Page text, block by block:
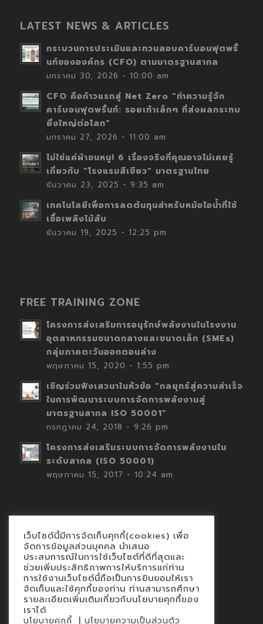
LATEST NEWS & ARTICLES
กระบวนการประเมินและทวนสอบคาร์บอนฟุตพริ้
นท์ขององค์กร (CFO) ตามมาตรฐานสากล
มกราคม 30, 2026 - 10:00 am
CFO คือก้าวแรกสู่ Net Zero “ทำความรู้จัก
คาร์บอนฟุตพริ้นท์: รอยเท้าเล็กๆ ที่ส่งผลกระทบ
ยิ่งใหญ่ต่อโลก”
มกราคม 27, 2026 - 11:00 am
ไม่ใช่แค่ผ้าขนหนู! 6 เรื่องจริงที่คุณอาจไม่เคยรู้
เกี่ยวกับ “โรงแรมสีเขียว” มาตรฐานไทย
ธันวาคม 23, 2025 - 9:35 am
เทคโนโลยีเพื่อการลดต้นทุนสำหรับหม้อไอน้ำที่ใช้
เชื้อเพลิงไม้สับ
ธันวาคม 19, 2025 - 12:25 pm
FREE TRAINING ZONE
โครงการส่งเสริมการอนุรักษ์พลังงานในโรงงาน
อุตสาหกรรมขนาดกลางและขนาดเล็ก (SMEs)
กลุ่มภาคตะวันออกตอนล่าง
พฤษภาคม 15, 2020 - 1:55 pm
เชิญร่วมฟังเสวนาในหัวข้อ “กลยุทธ์สู่ความสำเร็จ
ในการพัฒนาระบบการจัดการพลังงานสู่
มาตรฐานสากล ISO 50001”
กรกฎาคม 24, 2018 - 9:26 pm
โครงการส่งเสริมระบบการจัดการพลังงานใน
ระดับสากล (ISO 50001)
พฤษภาคม 15, 2017 - 10:24 am
Contact
นโยบายคุกกี้
นโยบายข้อมูลส่วนบุคคล
เว็บไซต์นี้มีการจัดเก็บคุกกี้(cookies) เพื่อ
จัดการข้อมูลส่วนบุคคล นำเสนอ
ประสบการณ์ในการใช้เว็บไซต์ที่ดีที่สุดและ
ช่วยเพิ่มประสิทธิภาพการให้บริการแก่ท่าน
การใช้งานเว็บไซต์นี้ถือเป็นการยินยอมให้เรา
จัดเก็บและใช้คุกกี้ของท่าน ท่านสามารถศึกษา
รายละเอียดเพิ่มเติมเกี่ยวกับนโยบายคุกกี้ของ
เราได้
นโยบายคุกกี้ | นโยบายความเป็นส่วนตัว